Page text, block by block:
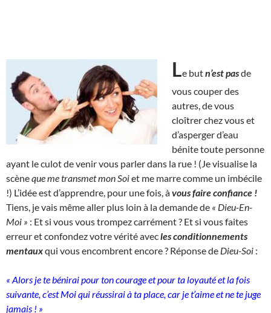
Le butn’est pasde
vous couper des
autres, de vous
cloîtrer chez vous et
d’asperger d’eau
bénite toute personne
ayant le culot de venir vous parler dans la rue ! (Je visualise la
scèneque me transmet mon Soiet me marre comme un imbécile
!) L’idée est d’apprendre, pour une fois, àvous faire confiance !
Tiens, je vais même aller plus loin à la demande de « Dieu-En-
Moi » : Et si vous vous trompez carrément ? Et si vous faites
erreur et confondez votre vérité avecles conditionnements
mentauxqui vous encombrent encore ? Réponse de Dieu-Soi :
« Alors je te bénirai pour ton courage et pour ta loyauté et la fois
suivante, c’est Moi qui réussirai à ta place, car je t’aime et ne te juge
jamais ! »